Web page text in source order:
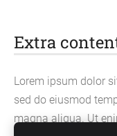
Extra
Lorem ipsum dolor
sed do eiusmod
magna aliqua. Ut